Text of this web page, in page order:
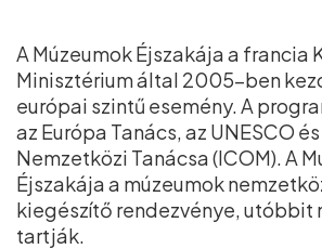
A Múzeumok Éjszakája a francia
Minisztérium által 2005-ben
európai szintű esemény. A
az Európa Tanács, az UNESCO
Nemzetközi Tanácsa (ICOM). A
Éjszakája a múzeumok
kiegészítő rendezvénye, utóbbit
tartják.